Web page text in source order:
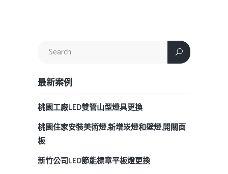
最新案例
桃園工廠LED雙管山型燈具更換
桃園住家安裝美術燈,新增崁燈和壁燈,開關面
板
新竹公司LED節能標章平板燈更換